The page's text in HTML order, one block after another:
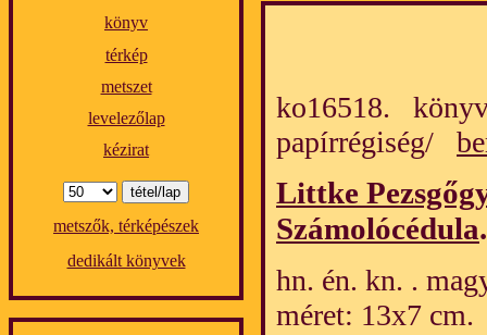
könyv
térkép
metszet
levelezőlap
kézirat
metszők, térképészek
dedikált könyvek
ko16518.
papírrégiség/
Littke
Számolócédula.
hn. én. kn. .
méret: 13x7 cm.